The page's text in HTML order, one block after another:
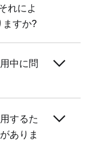
れによ
すか?
中に問
するた
ありま